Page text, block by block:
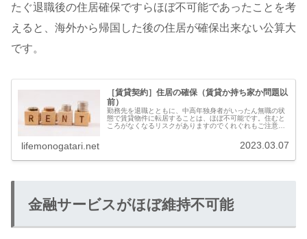
たぐ退職後の住居確保ですらほぼ不可能であったことを考
えると、海外から帰国した後の住居が確保出来ない公算大
です。
［賃貸契約］住居の確保（賃貸か持ち家か問題以
前）
勤務先を退職とともに、中高年独身者がいったん無職の状
態で賃貸物件に転居することは、ほぼ不可能です。住むと
ころがなくなるリスクがありますのでくれぐれもご注意く
lifemonogatari.net 2023.03.07
金融サービスがほぼ維持不可能